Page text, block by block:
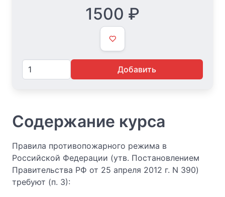
1500 ₽
Добавить
Содержание курса
Правила противопожарного режима в
Российской Федерации (утв. Постановлением
Правительства РФ от 25 апреля 2012 г. N 390)
требуют (п. 3):